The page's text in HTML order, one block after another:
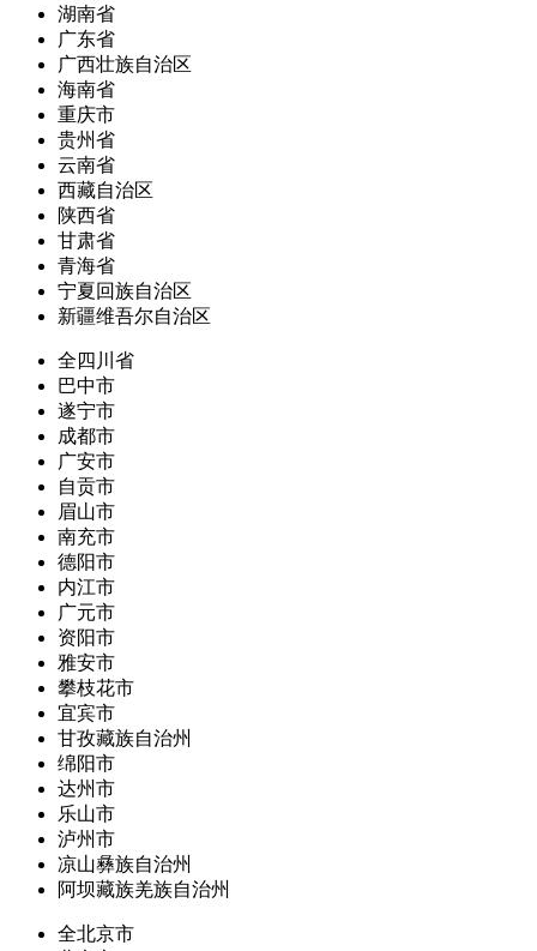
湖南省
广东省
广西壮族自治区
海南省
重庆市
贵州省
云南省
西藏自治区
陕西省
甘肃省
青海省
宁夏回族自治区
新疆维吾尔自治区
全四川省
巴中市
遂宁市
成都市
广安市
自贡市
眉山市
南充市
德阳市
内江市
广元市
资阳市
雅安市
攀枝花市
宜宾市
甘孜藏族自治州
绵阳市
达州市
乐山市
泸州市
凉山彝族自治州
阿坝藏族羌族自治州
全北京市